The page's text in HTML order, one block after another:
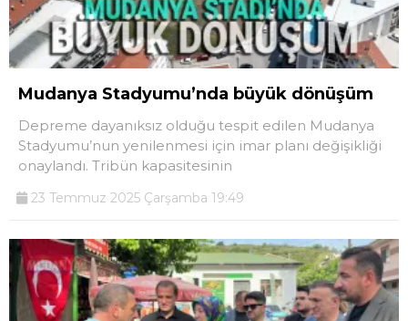
Mudanya Stadyumu’nda büyük dönüşüm
Depreme dayanıksız olduğu tespit edilen Mudanya
Stadyumu’nun yenilenmesi için imar planı değişikliği
onaylandı. Tribün kapasitesinin
23 Temmuz 2025 Çarşamba 19:49